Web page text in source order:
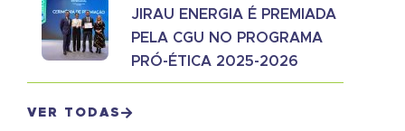
JIRAU ENERGIA É PREMIADA
PELA CGU NO PROGRAMA
PRÓ-ÉTICA 2025-2026
VER TODAS